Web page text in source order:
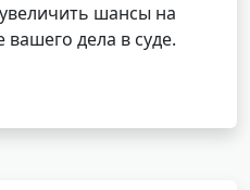
шансы на
дела в суде.